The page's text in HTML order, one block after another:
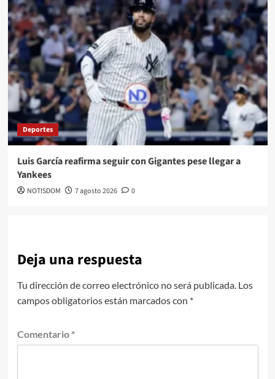
Deportes
Luis García reafirma seguir con Gigantes pese llegar a
Yankees
NOTISDOM 7 agosto 2026 0
Deja una respuesta
Tu dirección de correo electrónico no será publicada. Los
campos obligatorios están marcados con *
Comentario *